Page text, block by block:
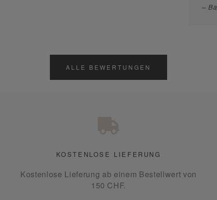
–
ALLE BEWERTUNGEN
KOSTENLOSE LIEFERUNG
Kostenlose Lieferung ab einem Bestellwert von
150 CHF.